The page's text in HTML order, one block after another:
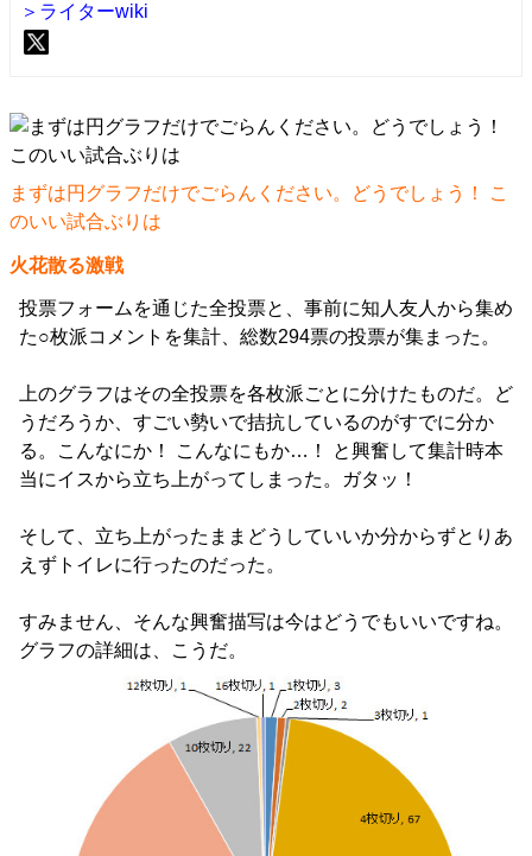
＞ライターwiki
まずは円グラフだけでごらんください。どうでしょう！ こ
のいい試合ぶりは
火花散る激戦
投票フォームを通じた全投票と、事前に知人友人から集め
た○枚派コメントを集計、総数294票の投票が集まった。
上のグラフはその全投票を各枚派ごとに分けたものだ。ど
うだろうか、すごい勢いで拮抗しているのがすでに分か
る。こんなにか！ こんなにもか…！ と興奮して集計時本
当にイスから立ち上がってしまった。ガタッ！
そして、立ち上がったままどうしていいか分からずとりあ
えずトイレに行ったのだった。
すみません、そんな興奮描写は今はどうでもいいですね。
グラフの詳細は、こうだ。